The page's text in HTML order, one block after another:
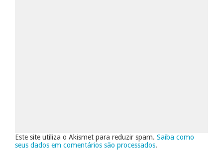
Este site utiliza o Akismet para reduzir spam. Saiba como
seus dados em comentários são processados.